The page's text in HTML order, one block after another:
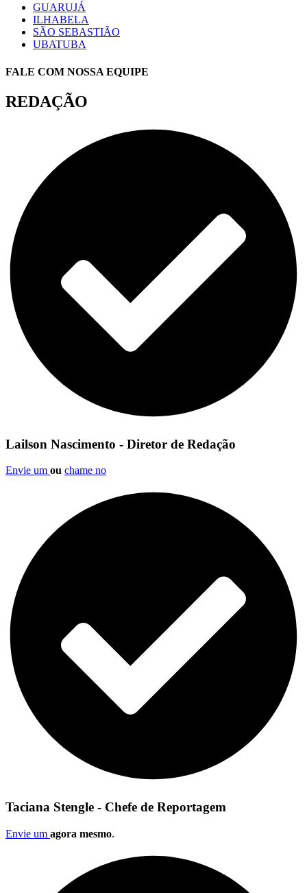
GUARUJÁ
ILHABELA
SÃO SEBASTIÃO
UBATUBA
FALE COM NOSSA EQUIPE
REDAÇÃO
Lailson Nascimento - Diretor de Redação
Envie um ou chame no
Taciana Stengle - Chefe de Reportagem
Envie um agora mesmo.